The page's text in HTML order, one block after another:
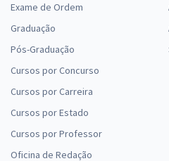
TRF 5ª Região - Tribunal Regional
Judiciário - Área Apoio
Exame de Ordem
Graduação
Pós-Graduação
Cursos por Concurso
Cursos por Carreira
Cursos por Estado
Cursos por Professor
Oficina de Redação